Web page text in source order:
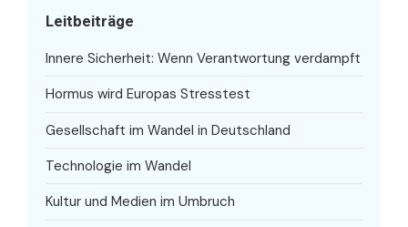
Leitbeiträge
Innere Sicherheit: Wenn Verantwortung verdampft
Hormus wird Europas Stresstest
Gesellschaft im Wandel in Deutschland
Technologie im Wandel
Kultur und Medien im Umbruch